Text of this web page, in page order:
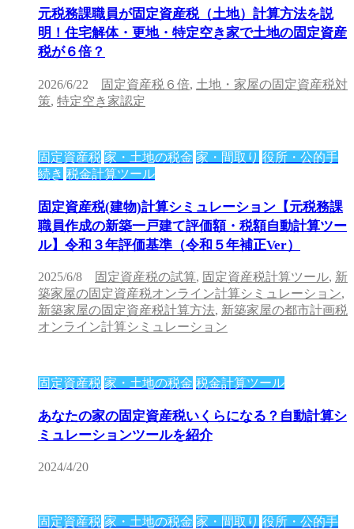
元税務課職員が固定資産税（土地）計算方法を説
明！住宅解体・更地・特定空き家で土地の固定資産
税が６倍？
2026/6/22 固定資産税６倍, 土地・家屋の固定資産税対
策, 特定空き家認定
固定資産税 家・土地の税金 家・間取り 役所・公的手
続き 税金計算ツール
固定資産税(建物)計算シミュレーション【元税務課
職員作成の新築一戸建て評価額・税額自動計算ツー
ル】令和３年評価基準（令和５年補正Ver）
2025/6/8 固定資産税の試算, 固定資産税計算ツール, 新
築家屋の固定資産税オンライン計算シミュレーション,
新築家屋の固定資産税計算方法, 新築家屋の都市計画税
オンライン計算シミュレーション
固定資産税 家・土地の税金 税金計算ツール
あなたの家の固定資産税いくらになる？自動計算シ
ミュレーションツールを紹介
2024/4/20
固定資産税 家・土地の税金 家・間取り 役所・公的手